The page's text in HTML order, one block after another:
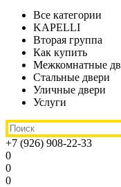
Все категории
KAPELLI
Вторая группа
Как купить
Межкомнатные
Стальные двери
Уличные двери
Услуги
+7 (926) 908-22-33
0
0
0